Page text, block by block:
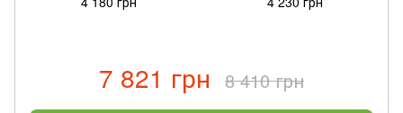
7 821 грн 8 410 грн